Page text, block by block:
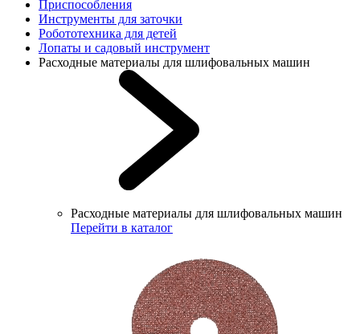
Приспособления
Инструменты для заточки
Робототехника для детей
Лопаты и садовый инструмент
Расходные материалы для шлифовальных машин
Расходные материалы для шлифовальных машин
Перейти в каталог